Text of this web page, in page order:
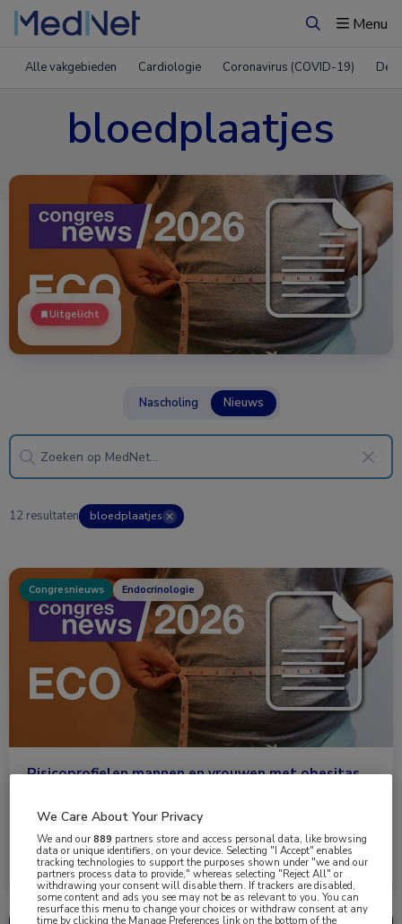
ZoekenMenu
Alle vakgebieden Cardiologie Coronavirus (COVID-19)
bloedplaatjes
Uitgelicht
Nascholing Nieuws
12 resultaten bloedplaatjes ✕
Congresnieuws Endocrinologie
Risicoprofielen mannen en vrouwen met obesitas
Nieuw onderzoek laat zien dat de risico’s op cardiovasculaire,
metabole en inflammatoire aandoeningen duidelijk …
20 mei 2026 Lees meer →
We Care About Your Privacy
We and our889 partners store and access personal data, like browsing
data or unique identifiers, on your device. Selecting "I Accept" enables
tracking technologies to support the purposes shown under "we and our
partners process data to provide," whereas selecting "Reject All" or
withdrawing your consent will disable them. If trackers are disabled,
some content and ads you see may not be as relevant to you. You can
resurface this menu to change your choices or withdraw consent at any
time by clicking the Manage Preferences link on the bottom of the